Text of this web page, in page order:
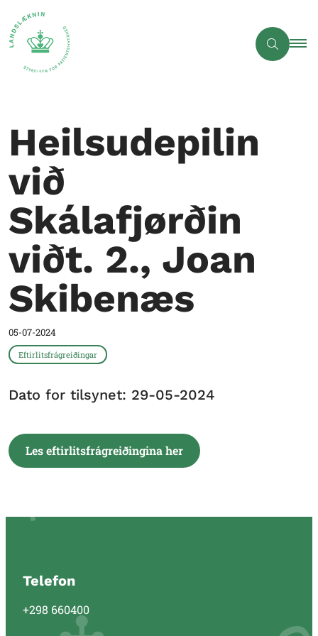
Heilsudepilin
við
Skálafjørðin
viðt. 2., Joan
Skibenæs
05-07-2024
Eftirlitsfrágreiðingar
Dato for tilsynet: 29-05-2024
Les eftirlitsfrágreiðingina her
Telefon
+298 660400